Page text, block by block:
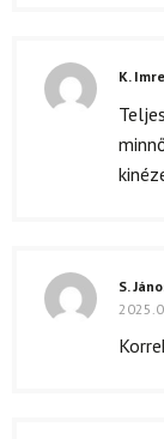
K. Imre
S.